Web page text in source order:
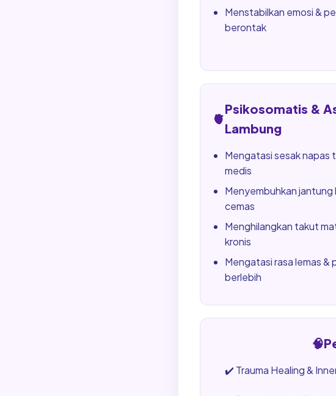
Menstabilkan emosi &
berontak
🫀
Psikosomatis &
Lambung
Mengatasi sesak napas
medis
Menyembuhkan jantung
cemas
Menghilangkan takut
kronis
Mengatasi rasa lemas &
berlebih
🧠
✔️ Trauma Healing &